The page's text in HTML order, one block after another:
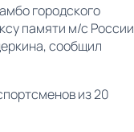
городского
памяти м/с России
сообщил
из 20